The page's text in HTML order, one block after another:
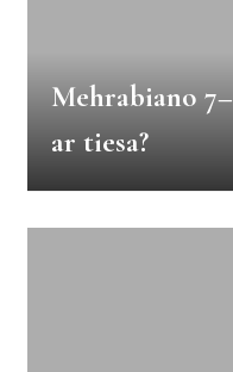
Mehrabiano
ar tiesa?